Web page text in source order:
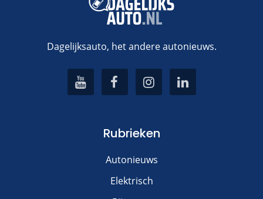
Dagelijksauto, het andere autonieuws.
Rubrieken
Autonieuws
Elektrisch